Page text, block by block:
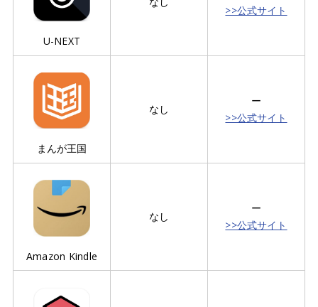
U-NEXT
>>公式サイト
まんが王国
なし
ー
>>公式サイト
Amazon Kindle
なし
ー
>>公式サイト